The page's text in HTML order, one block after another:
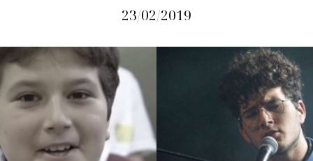
23/02/2019